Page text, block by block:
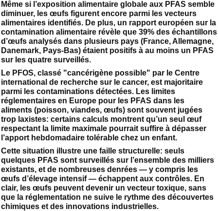
Même si l’exposition alimentaire globale aux PFAS semble
diminuer, les œufs figurent encore parmi les vecteurs
alimentaires identifiés. De plus, un rapport européen sur la
contamination alimentaire révèle que 39% des échantillons
d’œufs analysés dans plusieurs pays (France, Allemagne,
Danemark, Pays-Bas) étaient positifs à au moins un PFAS
sur les quatre surveillés.
Le PFOS, classé "cancérigène possible" par le Centre
international de recherche sur le cancer, est majoritaire
parmi les contaminations détectées. Les limites
réglementaires en Europe pour les PFAS dans les
aliments (poisson, viandes, œufs) sont souvent jugées
trop laxistes: certains calculs montrent qu’un seul œuf
respectant la limite maximale pourrait suffire à dépasser
l’apport hebdomadaire tolérable chez un enfant.
Cette situation illustre une faille structurelle: seuls
quelques PFAS sont surveillés sur l’ensemble des milliers
existants, et de nombreuses denrées — y compris les
œufs d’élevage intensif — échappent aux contrôles. En
clair, les œufs peuvent devenir un vecteur toxique, sans
que la réglementation ne suive le rythme des découvertes
chimiques et des innovations industrielles.